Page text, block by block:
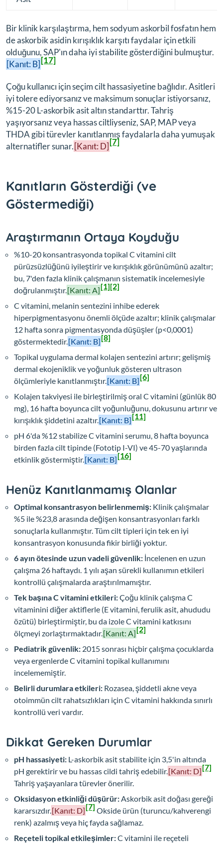
Bir klinik karşılaştırma, hem sodyum askorbil fosfatın hem
de askorbik asidin kırışıklık karşıtı faydalar için etkili
olduğunu, SAP'ın daha iyi stabilite gösterdiğini bulmuştur.
[Kanıt: B][17]
Çoğu kullanıcı için seçim cilt hassasiyetine bağlıdır. Asitleri
iyi tolere ediyorsanız ve maksimum sonuçlar istiyorsanız,
%15-20 L-askorbik asit altın standarttır. Tahriş
yaşıyorsanız veya hassas ciltliyseniz, SAP, MAP veya
THDA gibi türevler kanıtlanmış faydalarla daha yumuşak
alternatifler sunar.[Kanıt: D][7]
Kanıtların Gösterdiği (ve
Göstermediği)
Araştırmanın Ortaya Koyduğu
%10-20 konsantrasyonda topikal C vitamini cilt
pürüzsüzlüğünü iyileştirir ve kırışıklık görünümünü azaltır;
bu, 7'den fazla klinik çalışmanın sistematik incelemesiyle
doğrulanmıştır. [Kanıt: A][1][2]
C vitamini, melanin sentezini inhibe ederek
hiperpigmentasyonu önemli ölçüde azaltır; klinik çalışmalar
12 hafta sonra pigmentasyonda düşüşler (p<0,0001)
göstermektedir. [Kanıt: B][8]
Topikal uygulama dermal kolajen sentezini artırır; gelişmiş
dermal ekojeniklik ve yoğunluk gösteren ultrason
ölçümleriyle kanıtlanmıştır. [Kanıt: B][6]
Kolajen takviyesi ile birleştirilmiş oral C vitamini (günlük 80
mg), 16 hafta boyunca cilt yoğunluğunu, dokusunu artırır ve
kırışıklık şiddetini azaltır. [Kanıt: B][11]
pH 6'da %12 stabilize C vitamini serumu, 8 hafta boyunca
birden fazla cilt tipinde (Fototip I-VI) ve 45-70 yaşlarında
etkinlik göstermiştir. [Kanıt: B][16]
Henüz Kanıtlanmamış Olanlar
Optimal konsantrasyon belirlenmemiş: Klinik çalışmalar
%5 ile %23,8 arasında değişen konsantrasyonları farklı
sonuçlarla kullanmıştır. Tüm cilt tipleri için tek en iyi
konsantrasyon konusunda fikir birliği yoktur.
6 ayın ötesinde uzun vadeli güvenlik: İncelenen en uzun
çalışma 26 haftaydı. 1 yılı aşan sürekli kullanımın etkileri
kontrollü çalışmalarda araştırılmamıştır.
Tek başına C vitamini etkileri:Çoğu klinik çalışma C
vitaminini diğer aktiflerle (E vitamini, ferulik asit, ahududu
özütü) birleştirmiştir, bu da izole C vitamini katkısını
ölçmeyi zorlaştırmaktadır. [Kanıt: A][2]
Pediatrik güvenlik: 2015 sonrası hiçbir çalışma çocuklarda
veya ergenlerde C vitamini topikal kullanımını
incelememiştir.
Belirli durumlara etkileri: Rozasea, şiddetli akne veya
otoimmün cilt rahatsızlıkları için C vitamini hakkında sınırlı
kontrollü veri vardır.
Dikkat Gereken Durumlar
pH hassasiyeti: L-askorbik asit stabilite için 3,5'in altında
pH gerektirir ve bu hassas cildi tahriş edebilir. [Kanıt: D][7]
Tahriş yaşayanlara türevler önerilir.
Oksidasyon etkinliği düşürür: Askorbik asit doğası gereği
kararsızdır. [Kanıt: D][7] Okside ürün (turuncu/kahverengi
renk) azalmış veya hiç fayda sağlamaz.
Reçeteli topikal etkileşimler:C vitamini ile reçeteli